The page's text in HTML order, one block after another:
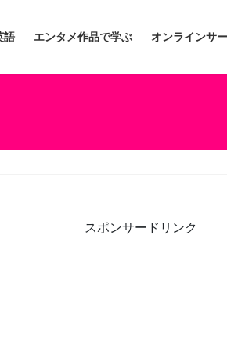
語 エンタメ作品で学ぶ オンラインサ
スポンサードリンク